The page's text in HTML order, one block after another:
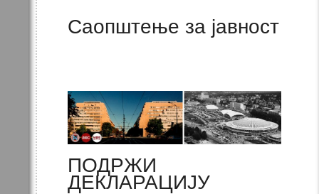
Саопштење за јавност
ПОДРЖИ
ДЕКЛАРАЦИЈУ